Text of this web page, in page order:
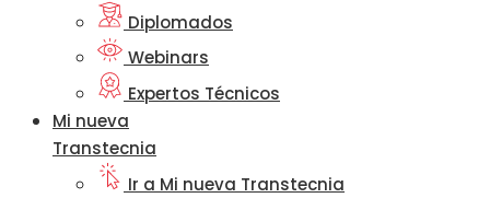
Diplomados
Webinars
Expertos Técnicos
Mi nueva
Transtecnia
Ir a Mi nueva Transtecnia